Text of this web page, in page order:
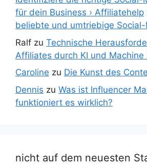
für dein Business › Affiliatehelp
beliebte und umtriebige
Ralf zu Technische
Affiliates durch KI und Machine
Caroline zu Die Kunst des
Dennis zu Was ist Influencer
funktioniert es wirklich?
nicht auf dem neuesten